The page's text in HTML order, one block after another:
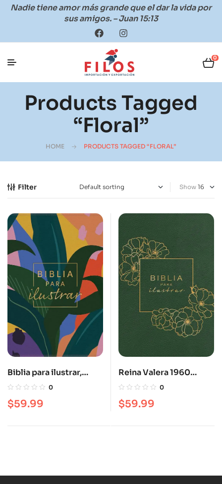
Nadie tiene amor más grande que el dar la vida por
sus amigos. – Juan 15:13
0
Products Tagged
“floral”
HOME PRODUCTS TAGGED “FLORAL”
Filter Show
Biblia para ilustrar,
floral símil piel RVR
0
$59.99
Reina Valera 1960
Biblia para ilustrar,
0
$59.99